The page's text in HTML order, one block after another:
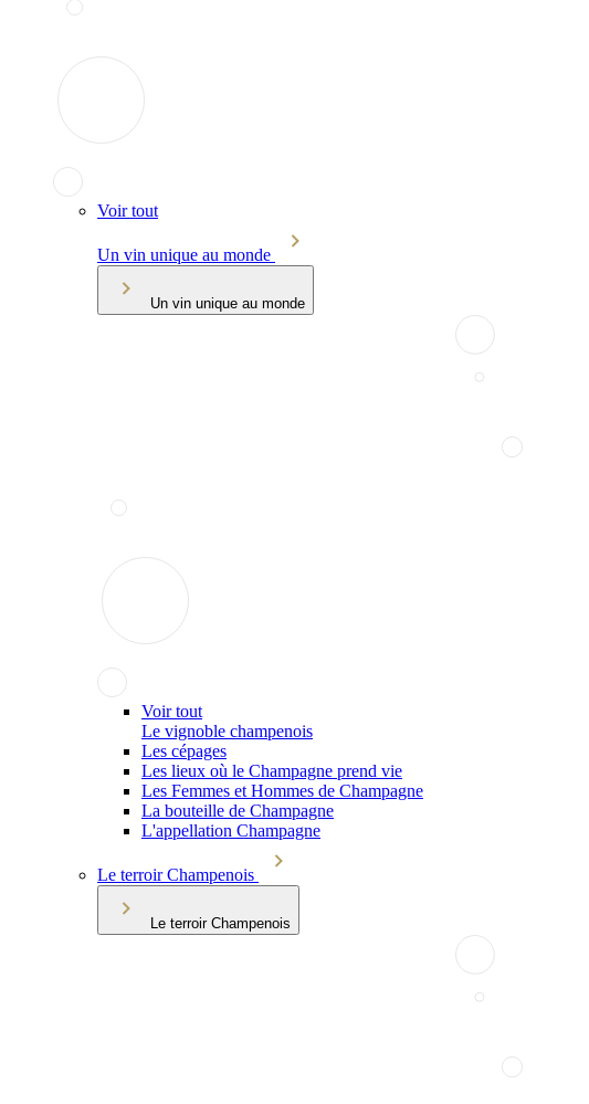
Voir tout
Un vin unique au monde
Un vin unique au monde
Voir tout
Le vignoble champenois
Les cépages
Les lieux où le Champagne prend vie
Les Femmes et Hommes de Champagne
La bouteille de Champagne
L'appellation Champagne
Le terroir Champenois
Le terroir Champenois